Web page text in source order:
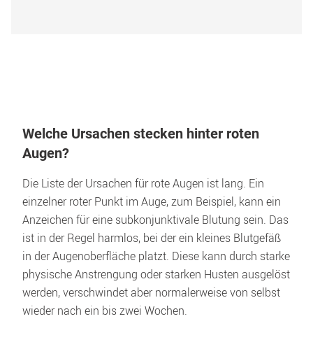
Welche Ursachen stecken hinter roten
Augen?
Die Liste der Ursachen für rote Augen ist lang. Ein
einzelner roter Punkt im Auge, zum Beispiel, kann ein
Anzeichen für eine subkonjunktivale Blutung sein. Das
ist in der Regel harmlos, bei der ein kleines Blutgefäß
in der Augenoberfläche platzt. Diese kann durch starke
physische Anstrengung oder starken Husten ausgelöst
werden, verschwindet aber normalerweise von selbst
wieder nach ein bis zwei Wochen.